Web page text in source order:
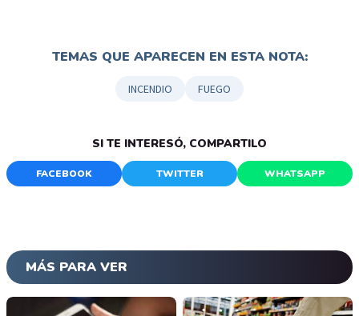
TEMAS QUE APARECEN EN ESTA NOTA:
INCENDIO FUEGO
SI TE INTERESÓ, COMPARTILO
FACEBOOK TWITTER WHATSAPP
MÁS PARA VER